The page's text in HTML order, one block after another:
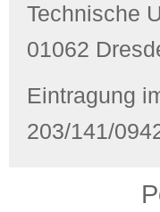
Technische
01062
Eintragung
203/141/